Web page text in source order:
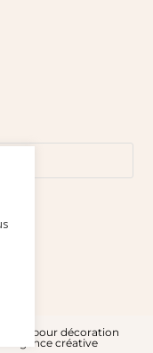
pour décoration
- Agence créative